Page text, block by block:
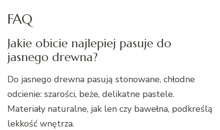
FAQ
Jakie obicie najlepiej pasuje do
jasnego drewna?
Do jasnego drewna pasują stonowane, chłodne
odcienie: szarości, beże, delikatne pastele.
Materiały naturalne, jak len czy bawełna, podkreślą
lekkość wnętrza.